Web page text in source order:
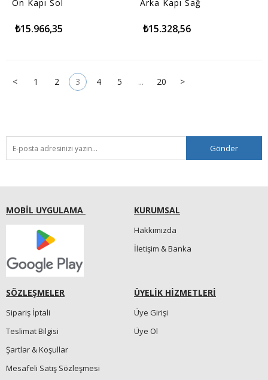
Ön Kapı Sol
₺15.966,35
Arka Kapı Sağ
₺15.328,56
< 1 2 3 4 5 ... 20 >
Gönder
MOBİL UYGULAMA KURUMSAL
Hakkımızda
İletişim & Banka
SÖZLEŞMELER
Sipariş İptali
Teslimat Bilgisi
Şartlar & Koşullar
Mesafeli Satış Sözleşmesi
ÜYELİK HİZMETLERİ
Üye Girişi
Üye Ol